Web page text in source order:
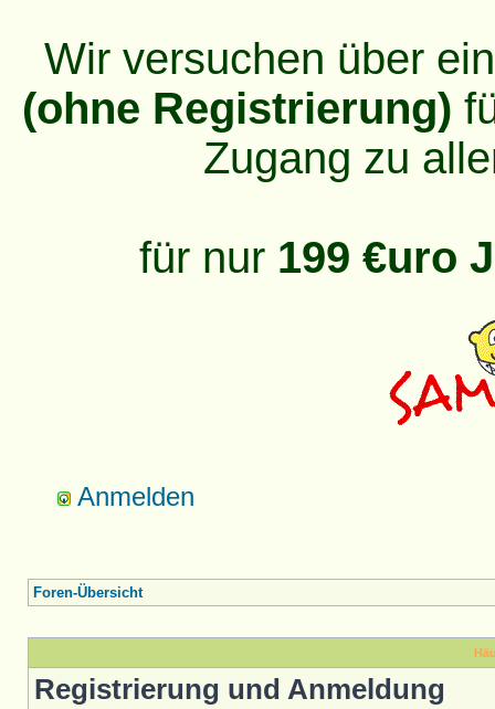
Wir versuchen über
(ohne Registrierung)
Zugang zu
für nur 199 €uro
Anmelden
Foren-Übersicht
Registrierung und Anmeldung